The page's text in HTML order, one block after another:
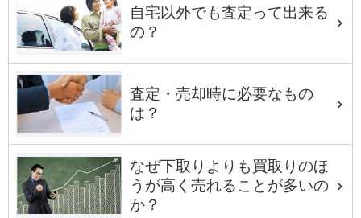
自宅以外でも査定って出来る
の？
査定・売却時に必要なもの
は？
なぜ下取りよりも買取りのほ
うが高く売れることが多いの
か？